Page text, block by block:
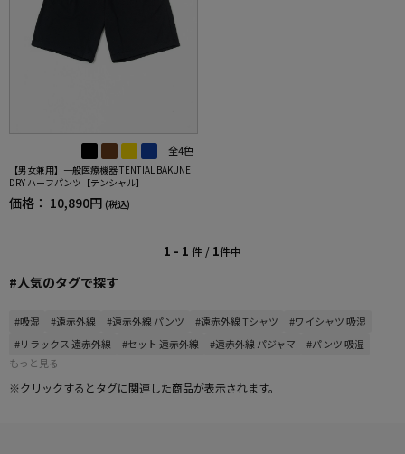
全4色
【男女兼用】一般医療機器 TENTIAL BAKUNE
DRY ハーフパンツ【テンシャル】
価格： 10,890円 (税込)
1 - 1 件 / 1件中
#人気のタグで探す
#吸湿 #遠赤外線 #遠赤外線 パンツ #遠赤外線 Tシャツ
#ワイシャツ 吸湿
#リラックス 遠赤外線
#セット 遠赤外線 #遠赤外線 パジャマ
#パンツ 吸湿
もっと見る
※クリックするとタグに関連した商品が表示されます。